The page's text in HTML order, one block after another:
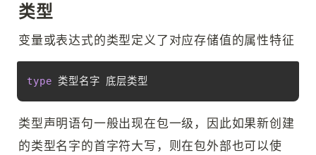
类型
变量或表达式的类型定义了对应存储值的属性特征
type 类型名字 底层类型
类型声明语句一般出现在包一级，因此如果新创建
的类型名字的首字符大写，则在包外部也可以使